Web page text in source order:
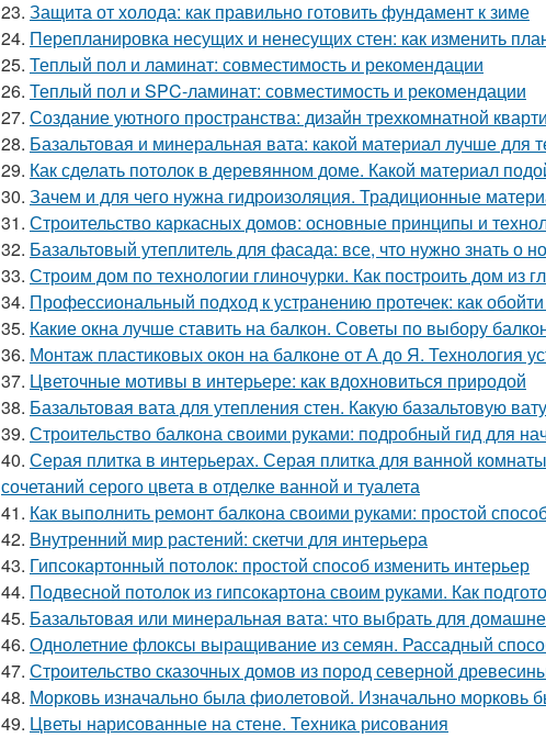
23. Защита от холода: как правильно готовить фундамент к зиме
24. Перепланировка несущих и ненесущих стен: как изменить
25. Теплый пол и ламинат: совместимость и рекомендации
26. Теплый пол и SPC-ламинат: совместимость и рекомендации
27. Создание уютного пространства: дизайн трехкомнатной
28. Базальтовая и минеральная вата: какой материал лучше для
29. Как сделать потолок в деревянном доме. Какой материал
30. Зачем и для чего нужна гидроизоляция. Традиционные
31. Строительство каркасных домов: основные принципы и
32. Базальтовый утеплитель для фасада: все, что нужно знать о
33. Строим дом по технологии глиночурки. Как построить дом из
34. Профессиональный подход к устранению протечек: как
35. Какие окна лучше ставить на балкон. Советы по выбору
36. Монтаж пластиковых окон на балконе от А до Я. Технология
37. Цветочные мотивы в интерьере: как вдохновиться природой
38. Базальтовая вата для утепления стен. Какую базальтовую
39. Строительство балкона своими руками: подробный гид для
40. Серая плитка в интерьерах. Серая плитка для ванной
сочетаний серого цвета в отделке ванной и туалета
41. Как выполнить ремонт балкона своими руками: простой
42. Внутренний мир растений: скетчи для интерьера
43. Гипсокартонный потолок: простой способ изменить интерьер
44. Подвесной потолок из гипсокартона своим руками. Как
45. Базальтовая или минеральная вата: что выбрать для
46. Однолетние флоксы выращивание из семян. Рассадный
47. Строительство сказочных домов из пород северной
48. Морковь изначально была фиолетовой. Изначально морковь
49. Цветы нарисованные на стене. Техника рисования